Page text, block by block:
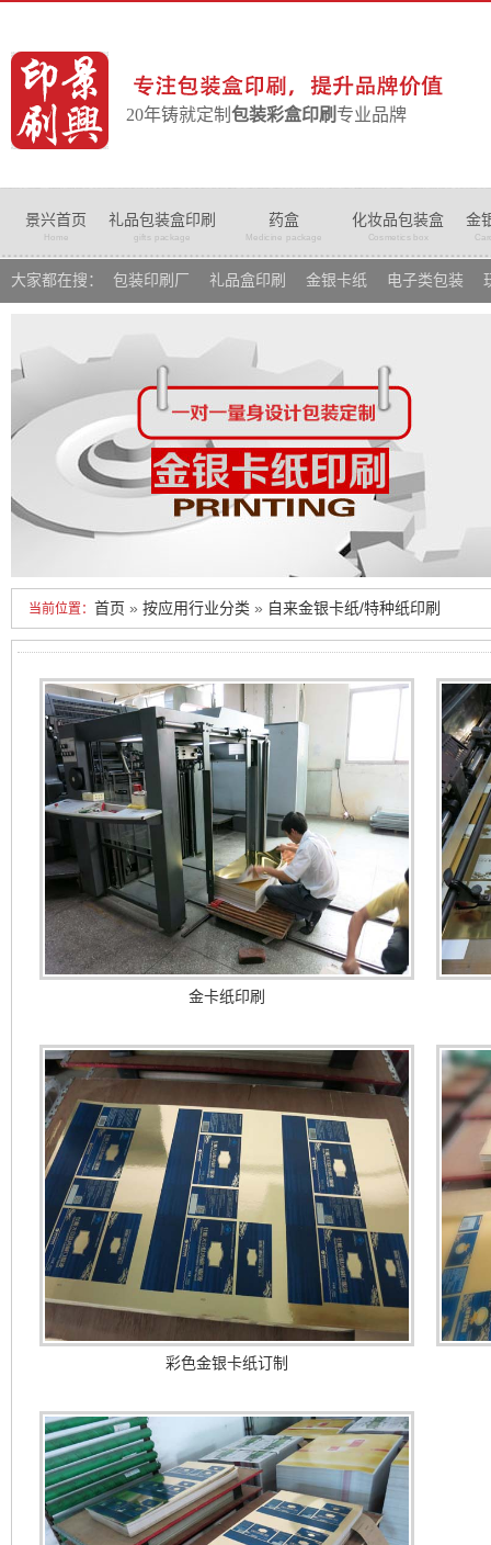
20年铸就定制 包装彩盒印刷 专业品牌
景兴首页
Home
礼品包装盒印刷
gifts package
药盒
Medicine package
化妆品包装盒
Cosmetics box
金
大家都在搜： 包装印刷厂 礼品盒印刷 金银卡纸 电子类包装
当前位置： 首页 » 按应用行业分类 » 自来金银卡纸/特种纸印刷
金卡纸印刷
彩色金银卡纸订制